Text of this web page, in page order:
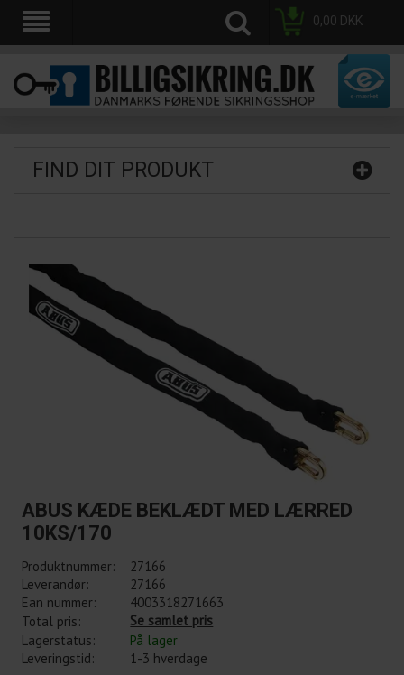
0,00 DKK
FIND DIT PRODUKT
ABUS KÆDE BEKLÆDT MED LÆRRED
10KS/170
Produktnummer:
27166
Leverandør:
27166
Ean nummer:
4003318271663
Total pris:
Se samlet pris
Lagerstatus:
På lager
Leveringstid:
1-3 hverdage